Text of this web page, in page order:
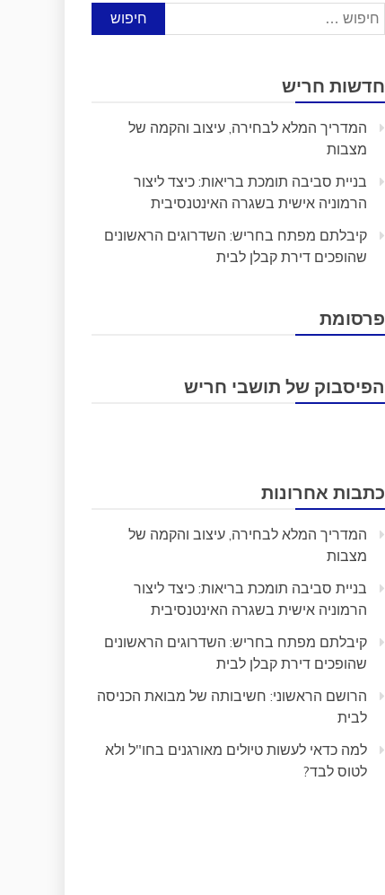
חיפוש:
חדשות חריש
המדריך המלא לבחירה, עיצוב והקמה של
מצבות
בניית סביבה תומכת בריאות: כיצד ליצור
הרמוניה אישית בשגרה האינטנסיבית
קיבלתם מפתח בחריש: השדרוגים הראשונים
שהופכים דירת קבלן לבית
פרסומת
הפיסבוק של תושבי חריש
כתבות אחרונות
המדריך המלא לבחירה, עיצוב והקמה של
מצבות
בניית סביבה תומכת בריאות: כיצד ליצור
הרמוניה אישית בשגרה האינטנסיבית
קיבלתם מפתח בחריש: השדרוגים הראשונים
שהופכים דירת קבלן לבית
הרושם הראשוני: חשיבותה של מבואת הכניסה
לבית
למה כדאי לעשות טיולים מאורגנים בחו"ל ולא
לטוס לבד?